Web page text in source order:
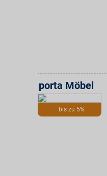
bis zu 5%
porta Möbel